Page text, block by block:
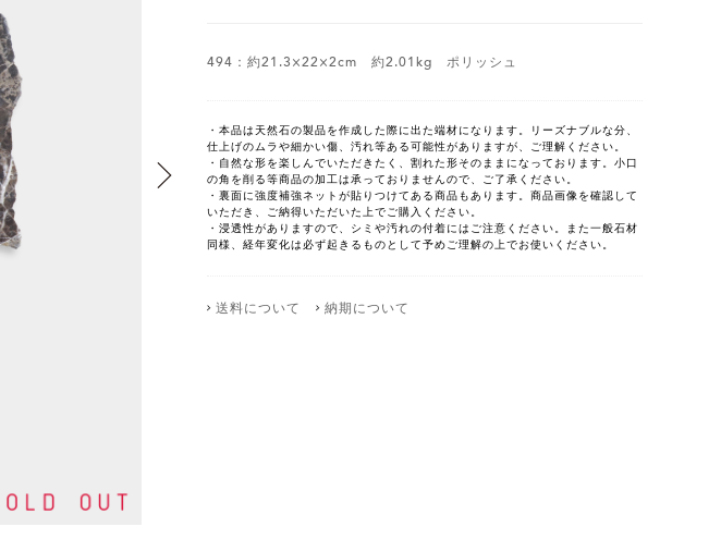
494：約21.3×22×2cm 約2.01kg ポリッシュ
・本品は天然石の製品を作成した際に出た端材になります。リーズナブルな分、
仕上げのムラや細かい傷、汚れ等ある可能性がありますが、ご理解ください。
・自然な形を楽しんでいただきたく、割れた形そのままになっております。小口
の角を削る等商品の加工は承っておりませんので、ご了承ください。
・裏面に強度補強ネットが貼りつけてある商品もあります。商品画像を確認して
いただき、ご納得いただいた上でご購入ください。
・浸透性がありますので、シミや汚れの付着にはご注意ください。また一般石材
同様、経年変化は必ず起きるものとして予めご理解の上でお使いください。
送料について 納期について